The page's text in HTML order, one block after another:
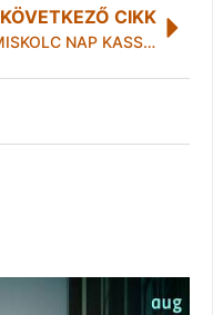
KÖVETKEZŐ CIKK
MISKOLC NAP KASSÁN